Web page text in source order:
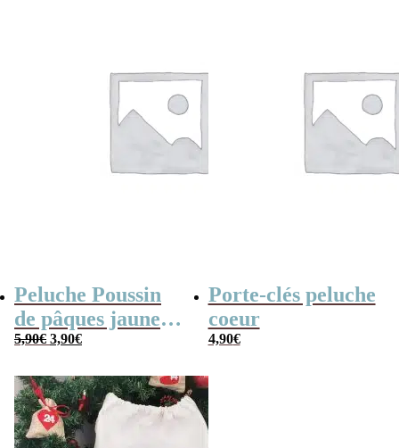
Peluche Poussin
de pâques jaune
(14cm)
5,90€ Le
était :
5,90€.
3,90€Le
est :
3,90€.
Porte-clés peluche
coeur
4,90€